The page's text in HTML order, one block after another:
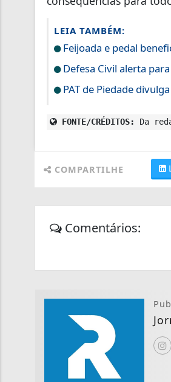
LEIA TAMBÉM:
Feijoada e pedal
Defesa Civil alerta
PAT de Piedade
FONTE/CRÉDITOS: Da
COMPARTILHE
Comentários: